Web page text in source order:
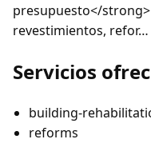
presupuesto</
revestimientos, refor…
Servicios
building-
reforms